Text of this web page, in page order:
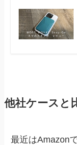
他社ケースと
最近はAmazon